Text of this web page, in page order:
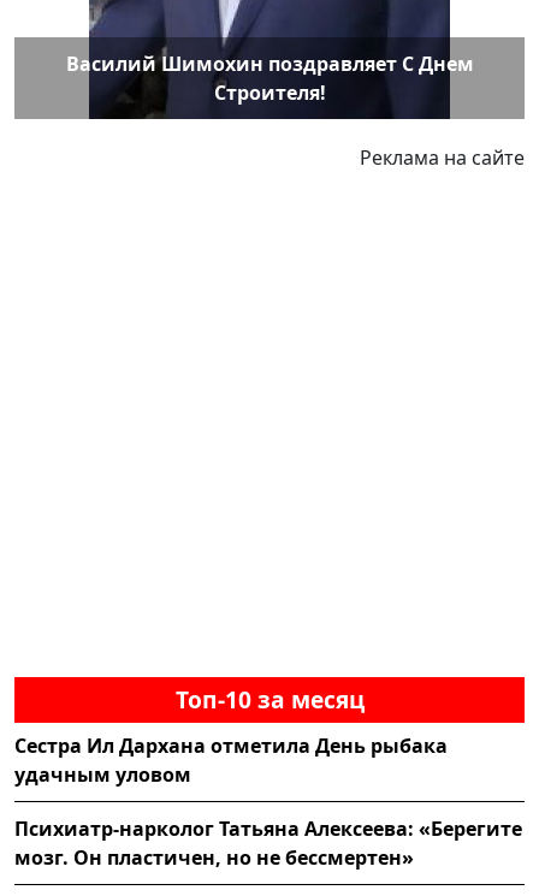
Василий Шимохин поздравляет С Днем
Строителя!
Реклама на сайте
Топ-10 за месяц
Сестра Ил Дархана отметила День рыбака
удачным уловом
Психиатр-нарколог Татьяна Алексеева: «Берегите
мозг. Он пластичен, но не бессмертен»